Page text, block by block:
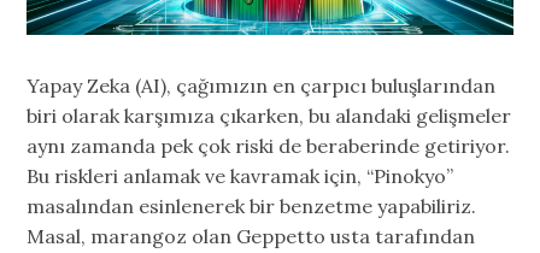
Yapay Zeka (AI), çağımızın en çarpıcı buluşlarından
biri olarak karşımıza çıkarken, bu alandaki gelişmeler
aynı zamanda pek çok riski de beraberinde getiriyor.
Bu riskleri anlamak ve kavramak için, “Pinokyo”
masalından esinlenerek bir benzetme yapabiliriz.
Masal, marangoz olan Geppetto usta tarafından